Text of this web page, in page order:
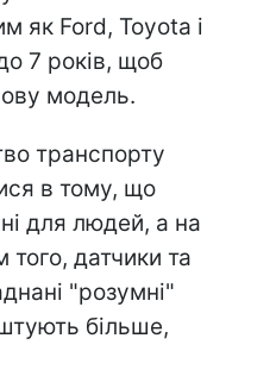
як Ford, Toyota і
7 років, щоб
модель.
транспорту
в тому, що
для людей, а на
того, датчики та
"розумні"
більше,